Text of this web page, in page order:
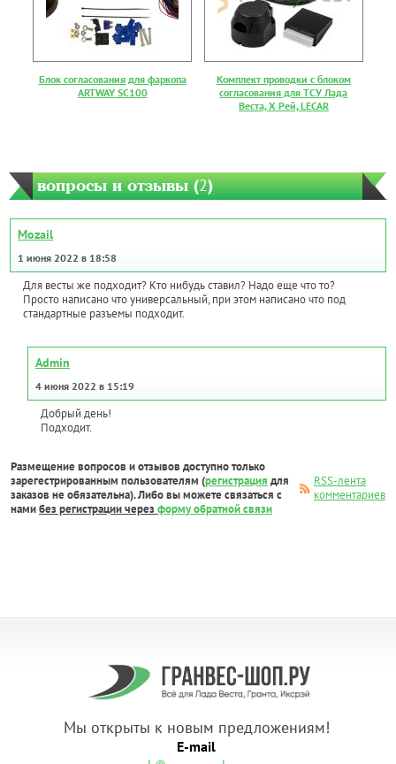
Блок согласования для фаркопа
ARTWAY SC100
Комплект проводки с блоком
согласования для ТСУ Лада
Веста, Х Рей, LECAR
вопросы и отзывы (2)
Mozail
1 июня 2022 в 18:58
Для весты же подходит? Кто нибудь ставил? Надо еще что то?
Просто написано что универсальный, при этом написано что под
стандартные разъемы подходит.
Admin
4 июня 2022 в 15:19
Добрый день!
Подходит.
Размещение вопросов и отзывов доступно только
зарегестрированным пользователям (регистрация для
заказов не обязательна). Либо вы можете связаться с
намибез регистрации через форму обратной связи
RSS-лента
комментариев
Мы открыты к новым предложениям!
E-mail